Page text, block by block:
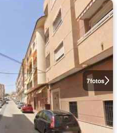
7fotos